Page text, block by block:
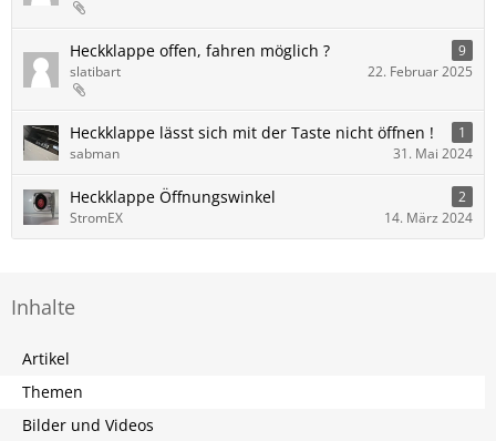
Heckklappe offen, fahren möglich ?
9
slatibart
22. Februar 2025
Heckklappe lässt sich mit der Taste nicht öffnen !
1
sabman
31. Mai 2024
Heckklappe Öffnungswinkel
2
StromEX
14. März 2024
Inhalte
Artikel
Themen
Bilder und Videos